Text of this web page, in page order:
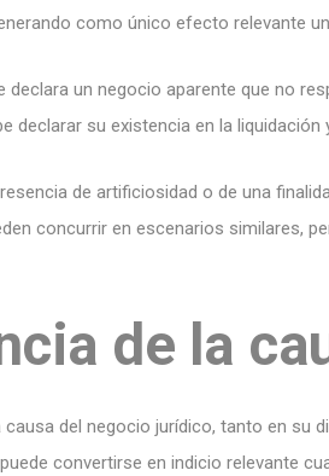
como único efecto relevante
declara un negocio aparente que no
declarar su existencia en la liquidación
de artificiosidad o de una
concurrir en escenarios similares,
de la
causa del negocio jurídico, tanto en su
convertirse en indicio relevante